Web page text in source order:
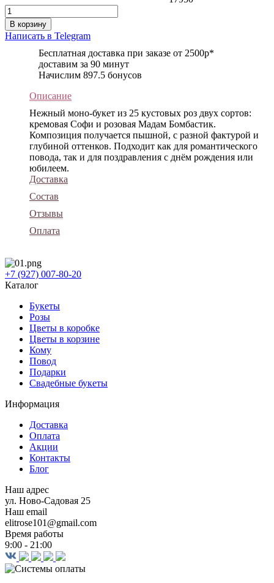
В корзину
Написать в Telegram
Бесплатная доставка при заказе от 2500р*
доставим за 90 минут
Начислим 897.5 бонусов
Описание
Нежный моно-букет из 25 кустовых роз двух сортов:
кремовая Софи и розовая Мадам Бомбастик.
Композиция получается пышной, с разной фактурой и
глубиной оттенков. Подходит как для романтического
повода, так и для поздравления с днём рождения или
юбилеем.
Доставка
Состав
Отзывы
Оплата
+7 (927) 007-80-20
Каталог
Букеты
Розы
Цветы в коробке
Цветы в корзине
Кому
Повод
Подарки
Свадебные букеты
Информация
Доставка
Оплата
Акции
Контакты
Блог
Наш адрес
ул. Ново-Садовая 25
Наш email
elitrose101@gmail.com
Время работы
9:00 - 21:00